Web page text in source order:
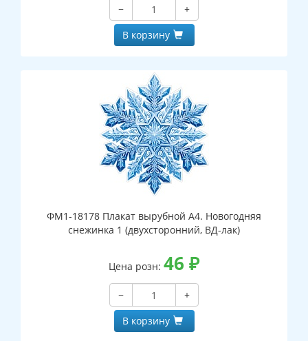
−
+
В корзину
ФМ1-18178 Плакат вырубной А4. Новогодняя
снежинка 1 (двухсторонний, ВД-лак)
Цена розн: 46 ₽
−
+
В корзину